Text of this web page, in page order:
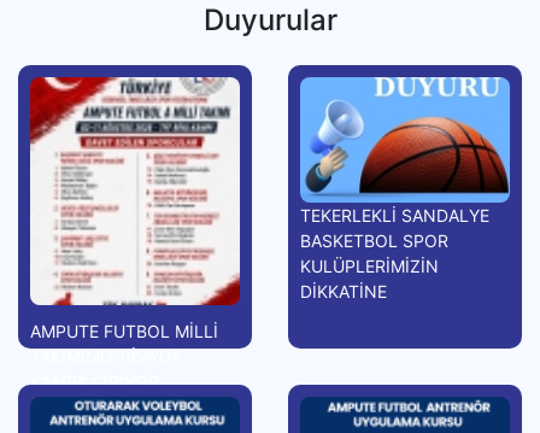
Duyurular
AMPUTE FUTBOL MİLLİ
KAMPA GİRİYOR
TEKERLEKLİ SANDALYE
BASKETBOL SPOR
KULÜPLERİMİZİN
DİKKATİNE